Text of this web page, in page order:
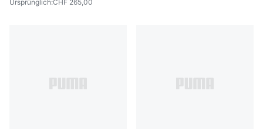
Ursprünglich:CHF 265,00